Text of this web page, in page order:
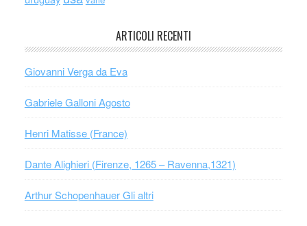
ARTICOLI RECENTI
Giovanni Verga da Eva
Gabriele Galloni Agosto
Henri Matisse (France)
Dante Alighieri (Firenze, 1265 – Ravenna,1321)
Arthur Schopenhauer Gli altri